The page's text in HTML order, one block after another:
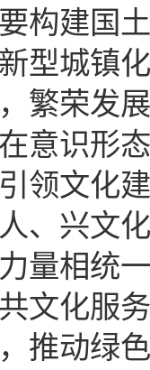
构建国
型城镇
荣发展
意识形
领文化
、兴文
量相统
文化服
动绿色